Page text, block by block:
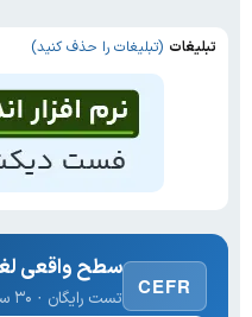
تبلیغات (تبلیغات را حذف کنید)
CEFR
سطح واقعی
تست رایگان · ۳۰ سوال · نتیجه فوری